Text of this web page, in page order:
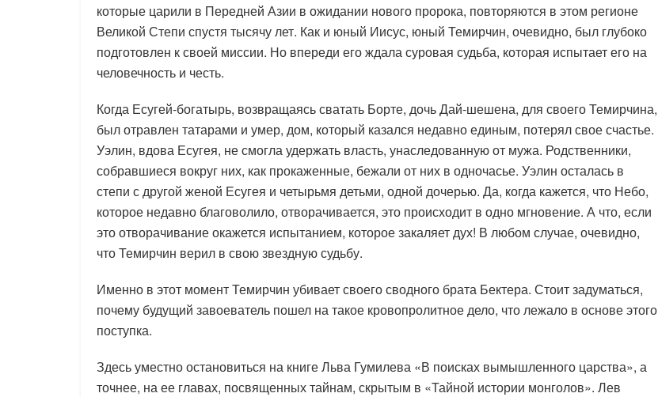
которые царили в Передней Азии в ожидании нового пророка, повторяются в этом регионе
Великой Степи спустя тысячу лет. Как и юный Иисус, юный Темирчин, очевидно, был глубоко
подготовлен к своей миссии. Но впереди его ждала суровая судьба, которая испытает его на
человечность и честь.
Когда Есугей-богатырь, возвращаясь сватать Борте, дочь Дай-шешена, для своего Темирчина,
был отравлен татарами и умер, дом, который казался недавно единым, потерял свое счастье.
Уэлин, вдова Есугея, не смогла удержать власть, унаследованную от мужа. Родственники,
собравшиеся вокруг них, как прокаженные, бежали от них в одночасье. Уэлин осталась в
степи с другой женой Есугея и четырьмя детьми, одной дочерью. Да, когда кажется, что Небо,
которое недавно благоволило, отворачивается, это происходит в одно мгновение. А что, если
это отворачивание окажется испытанием, которое закаляет дух! В любом случае, очевидно,
что Темирчин верил в свою звездную судьбу.
Именно в этот момент Темирчин убивает своего сводного брата Бектера. Стоит задуматься,
почему будущий завоеватель пошел на такое кровопролитное дело, что лежало в основе этого
поступка.
Здесь уместно остановиться на книге Льва Гумилева «В поисках вымышленного царства», а
точнее, на ее главах, посвященных тайнам, скрытым в «Тайной истории монголов». Лев